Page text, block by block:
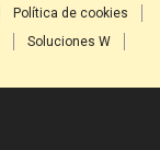
Política de cookies
Soluciones W